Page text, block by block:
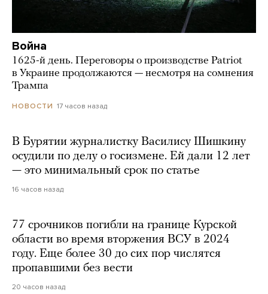
Война
1625-й день. Переговоры о производстве Patriot
в Украине продолжаются — несмотря на сомнения
Трампа
НОВОСТИ 17 часов назад
В Бурятии журналистку Василису Шишкину
осудили по делу о госизмене. Ей дали 12 лет
— это минимальный срок по статье
16 часов назад
77 срочников погибли на границе Курской
области во время вторжения ВСУ в 2024
году. Еще более 30 до сих пор числятся
пропавшими без вести
20 часов назад